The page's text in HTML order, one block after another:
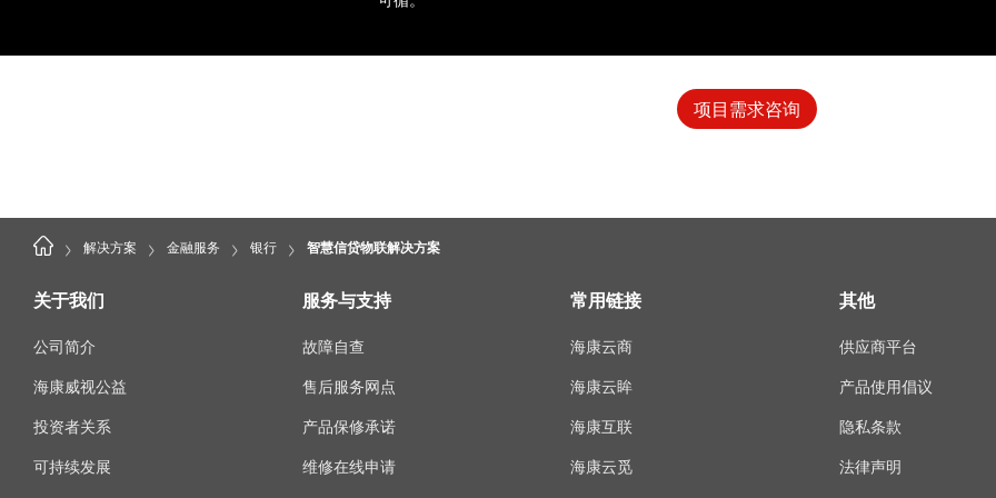
项目需求咨询
> 解决方案 > 金融服务 > 银行 > 智慧信贷物联解决方案
关于我们
公司简介
海康威视公益
投资者关系
可持续发展
服务与支持
故障自查
售后服务网点
产品保修承诺
维修在线申请
常用链接
海康云商
海康云眸
海康互联
海康云觅
其他
供应商平台
产品使用倡议
隐私条款
法律声明